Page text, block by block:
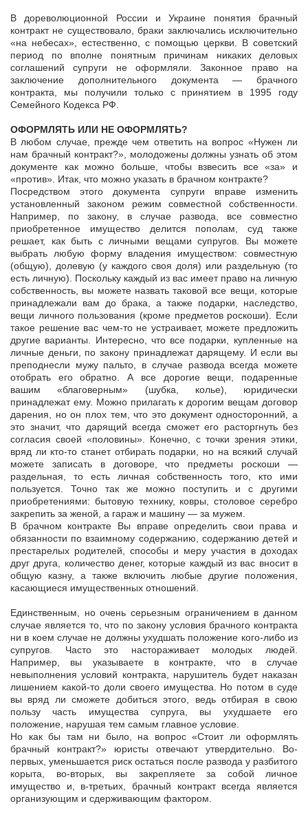
В дореволюционной России и Украине понятия брачный
контракт не существовало, браки заключались исключительно
«на небесах», естественно, с помощью церкви. В советский
период по вполне понятным причинам никаких деловых
соглашений супруги не оформляли. Законное право на
заключение дополнительного документа — брачного
контракта, мы получили только с принятием в 1995 году
Семейного Кодекса РФ.
ОФОРМЛЯТЬ ИЛИ НЕ ОФОРМЛЯТЬ?
В любом случае, прежде чем ответить на вопрос «Нужен ли
нам брачный контракт?», молодожены должны узнать об этом
документе как можно больше, чтобы взвесить все «за» и
«против». Итак, что можно указать в брачном контракте?
Посредством этого документа супруги вправе изменить
установленный законом режим совместной собственности.
Например, по закону, в случае развода, все совместно
приобретенное имущество делится пополам, суд также
решает, как быть с личными вещами супругов. Вы можете
выбрать любую форму владения имуществом: совместную
(общую), долевую (у каждого своя доля) или раздельную (то
есть личную). Поскольку каждый из вас имеет право на личную
собственность, вы можете назвать таковой все вещи, которые
принадлежали вам до брака, а также подарки, наследство,
вещи личного пользования (кроме предметов роскоши). Если
такое решение вас чем-то не устраивает, можете предложить
другие варианты. Интересно, что все подарки, купленные на
личные деньги, по закону принадлежат дарящему. И если вы
преподнесли мужу пальто, в случае развода всегда можете
отобрать его обратно. А все дорогие вещи, подаренные
вашим «благоверным» (шубка, колье), юридически
принадлежат ему. Можно прилагать к дорогим вещам договор
дарения, но он плох тем, что это документ односторонний, а
это значит, что дарящий всегда сможет его расторгнуть без
согласия своей «половины». Конечно, с точки зрения этики,
вряд ли кто-то станет отбирать подарки, но на всякий случай
можете записать в договоре, что предметы роскоши —
раздельная, то есть личная собственность того, кто ими
пользуется. Точно так же можно поступить и с другими
приобретениями: бытовую технику, ковры, столовое серебро
закрепить за женой, а гараж и машину — за мужем.
В брачном контракте Вы вправе определить свои права и
обязанности по взаимному содержанию, содержанию детей и
престарелых родителей, способы и меру участия в доходах
друг друга, количество денег, которые каждый из вас вносит в
общую казну, а также включить любые другие положения,
касающиеся имущественных отношений.
Единственным, но очень серьезным ограничением в данном
случае является то, что по закону условия брачного контракта
ни в коем случае не должны ухудшать положение кого-либо из
супругов. Часто это настораживает молодых людей.
Например, вы указываете в контракте, что в случае
невыполнения условий контракта, нарушитель будет наказан
лишением какой-то доли своего имущества. Но потом в суде
вы вряд ли сможете добиться этого, ведь отбирая в свою
пользу часть имущества супруга, вы ухудшаете его
положение, нарушая тем самым главное условие.
Но как бы там ни было, на вопрос «Стоит ли оформлять
брачный контракт?» юристы отвечают утвердительно. Во-
первых, уменьшается риск остаться после развода у разбитого
корыта, во-вторых, вы закрепляете за собой личное
имущество и, в-третьих, брачный контракт всегда является
организующим и сдерживающим фактором.